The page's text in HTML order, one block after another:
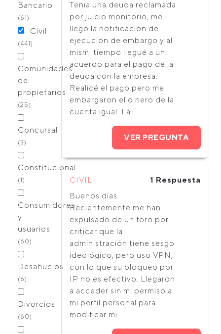
Bancario
(61)
Civil
(441)
Comunidades
de
propietarios
(25)
Concursal
(3)
Constitucional
(1)
Consumidores
y
usuarios
(60)
Desahucios
(6)
Divorcios
(60)
Tenia una deuda reclamada
por juicio monitorio, me
llegó la notificación de
ejecución de embargo y al
misml tiempo llegué a un
acuerdo para el pago de la
deuda con la empresa.
Realicé el pago pero me
embargaron el dinero de la
cuenta igual. La...
VER PREGUNTA
CIVIL
1 Respuesta
Buenos días.
Recientemente me han
expulsado de un foro por
criticar que la
administración tiene sesgo
ideológico, pero uso VPN,
con lo que su bloqueo por
IP no es efectivo. Llegaron
a acceder sin mi permiso a
mi perfil personal para
modificar mi...